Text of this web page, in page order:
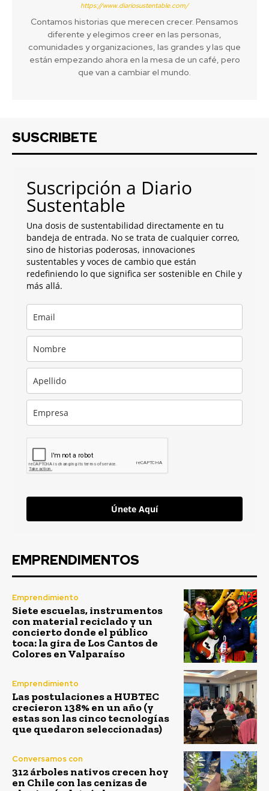
https://www.diariosustentable.com/
Contamos historias que merecen crecer. Pensamos
diferente y elegimos creer en las personas,
comunidades y organizaciones, las grandes y las que
están empezando ahora en la mesa de un café, pero
que van a cambiar el mundo.
SUSCRIBETE
Suscripción a Diario
Sustentable
Una dosis de sustentabilidad directamente en tu
bandeja de entrada. No se trata de cualquier correo,
sino de historias poderosas, innovaciones
sustentables y voces de cambio que están
redefiniendo lo que significa ser sostenible en Chile y
más allá.
Únete Aquí
EMPRENDIMENTOS
Emprendimiento
Siete escuelas, instrumentos
con material reciclado y un
concierto donde el público
toca: la gira de Los Cantos de
Colores en Valparaíso
Emprendimiento
Las postulaciones a HUBTEC
crecieron 138% en un año (y
estas son las cinco tecnologías
que quedaron seleccionadas)
Conversamos con
312 árboles nativos crecen hoy
en Chile con las cenizas de